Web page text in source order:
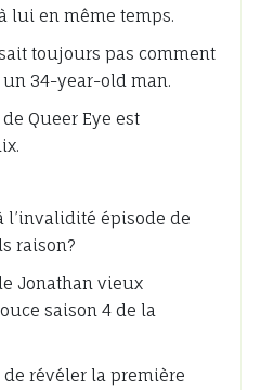
lui en même temps.
toujours pas comment
34-year-old man.
Queer Eye est
l’invalidité épisode de
raison?
Jonathan vieux
saison 4 de la
de révéler la première